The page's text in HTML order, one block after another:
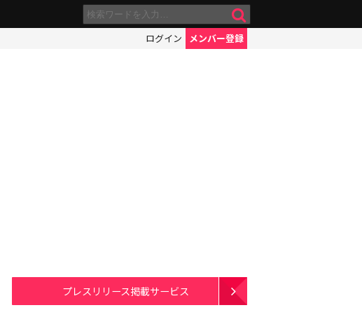
ログイン メンバー登録
プレスリリース掲載サービス